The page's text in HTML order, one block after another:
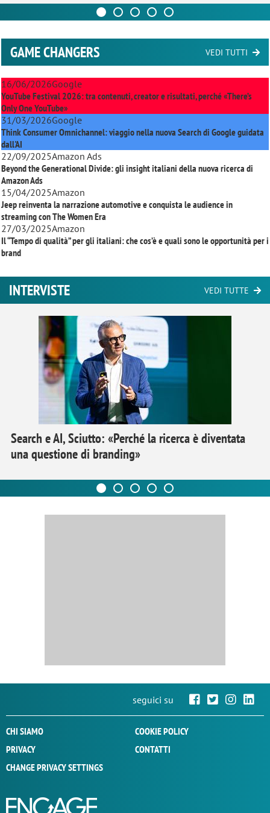
GAME CHANGERS VEDI TUTTI
16/06/2026Google
YouTube Festival 2026: tra contenuti, creator e risultati, perché «There’s
Only One YouTube»
31/03/2026Google
Think Consumer Omnichannel: viaggio nella nuova Search di Google guidata
dall'AI
22/09/2025Amazon Ads
Beyond the Generational Divide: gli insight italiani della nuova ricerca di
Amazon Ads
15/04/2025Amazon
Jeep reinventa la narrazione automotive e conquista le audience in
streaming conThe Women Era
27/03/2025Amazon
Il “Tempo di qualità” per gli italiani: che cos’è e quali sono le opportunità per i
brand
INTERVISTE VEDI TUTTE
Search e AI, Sciutto: «Perché la ricerca è diventata
una questione di branding»
seguici su
CHI SIAMO
COOKIE POLICY
PRIVACY
CONTATTI
CHANGE PRIVACY SETTINGS